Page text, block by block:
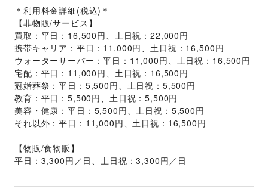
＊利用料金詳細(税込)＊
【非物販/サービス】
買取：平日：16,500円、土日祝：22,000円
携帯キャリア：平日：11,000円、土日祝：16,500円
ウォーターサーバー：平日：11,000円、土日祝：16,500円
宅配：平日：11,000円、土日祝：16,500円
冠婚葬祭：平日：5,500円、土日祝：5,500円
教育：平日：5,500円、土日祝：5,500円
美容・健康：平日：5,500円、土日祝：5,500円
それ以外：平日：11,000円、土日祝：16,500円
【物販/食物販】
平日：3,300円／日、土日祝：3,300円／日